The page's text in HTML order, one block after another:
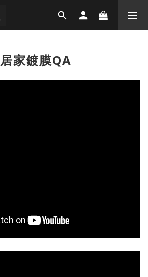
居家鍍膜QA